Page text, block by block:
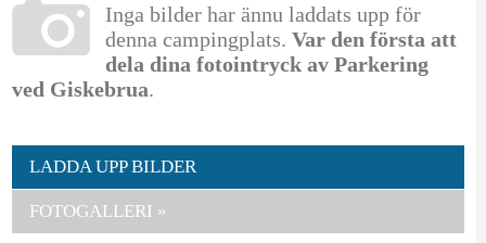
Inga bilder har ännu laddats upp för
denna campingplats. Var den första att
dela dina fotointryck av Parkering
ved Giskebrua.
LADDA UPP BILDER
FOTOGALLERI »